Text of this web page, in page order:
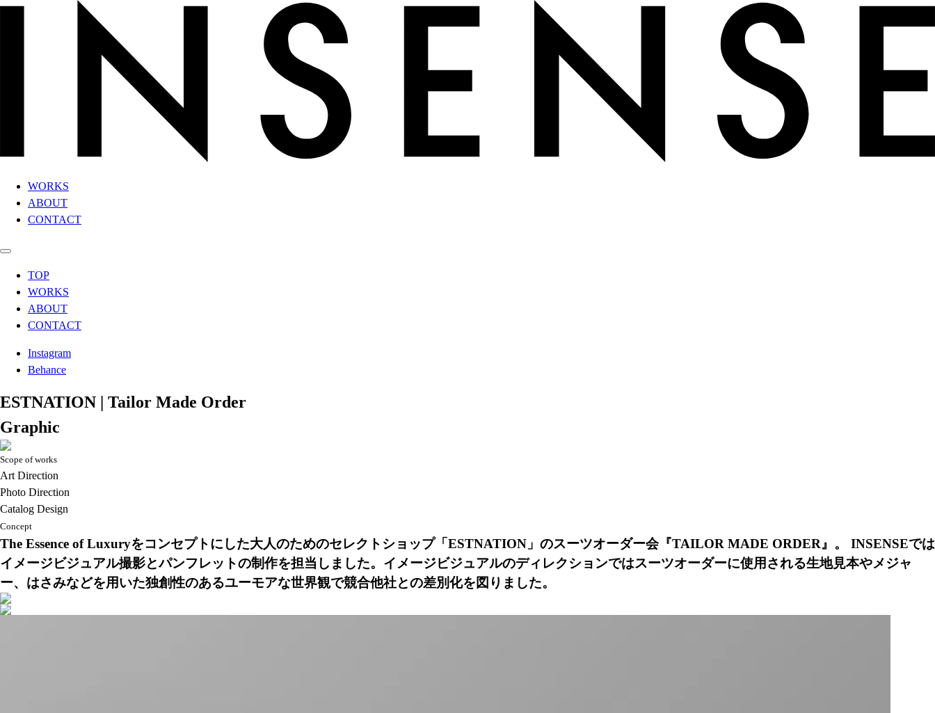
WORKS
ABOUT
CONTACT
TOP
WORKS
ABOUT
CONTACT
Instagram
Behance
ESTNATION | Tailor Made Order
Graphic
Scope of works
Art Direction
Photo Direction
Catalog Design
Concept
The Essence of Luxuryをコンセプトにした大人のためのセレクトショップ「ESTNATION」のスーツオーダー会『TAILOR MADE ORDER』。 INSENSEでは
イメージビジュアル撮影とパンフレットの制作を担当しました。イメージビジュアルのディレクションではスーツオーダーに使用される生地見本やメジャ
ー、はさみなどを用いた独創性のあるユーモアな世界観で競合他社との差別化を図りました。